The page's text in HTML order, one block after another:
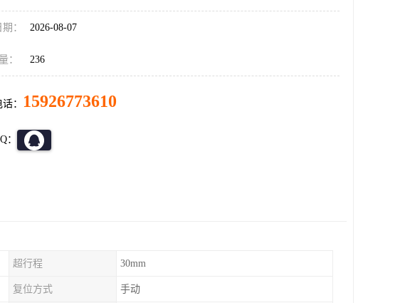
： 2026-08-07
： 236
： 15926773610
：
超行程 30mm
复位方式 手动